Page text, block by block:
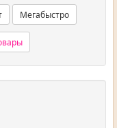
Мегабыстро